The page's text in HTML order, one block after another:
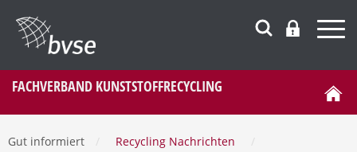
FACHVERBAND KUNSTSTOFFRECYCLING
Gut informiert Recycling Nachrichten